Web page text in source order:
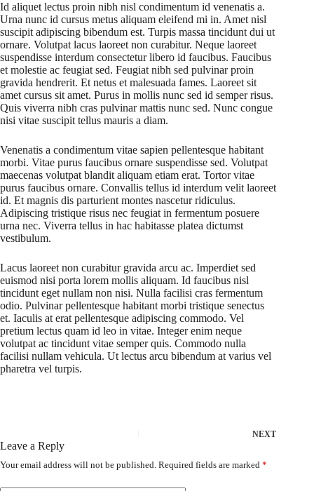
Id aliquet lectus proin nibh nisl condimentum id venenatis a.
Urna nunc id cursus metus aliquam eleifend mi in. Amet nisl
suscipit adipiscing bibendum est. Turpis massa tincidunt dui ut
ornare. Volutpat lacus laoreet non curabitur. Neque laoreet
suspendisse interdum consectetur libero id faucibus. Faucibus
et molestie ac feugiat sed. Feugiat nibh sed pulvinar proin
gravida hendrerit. Et netus et malesuada fames. Laoreet sit
amet cursus sit amet. Purus in mollis nunc sed id semper risus.
Quis viverra nibh cras pulvinar mattis nunc sed. Nunc congue
nisi vitae suscipit tellus mauris a diam.
Venenatis a condimentum vitae sapien pellentesque habitant
morbi. Vitae purus faucibus ornare suspendisse sed. Volutpat
maecenas volutpat blandit aliquam etiam erat. Tortor vitae
purus faucibus ornare. Convallis tellus id interdum velit laoreet
id. Et magnis dis parturient montes nascetur ridiculus.
Adipiscing tristique risus nec feugiat in fermentum posuere
urna nec. Viverra tellus in hac habitasse platea dictumst
vestibulum.
Lacus laoreet non curabitur gravida arcu ac. Imperdiet sed
euismod nisi porta lorem mollis aliquam. Id faucibus nisl
tincidunt eget nullam non nisi. Nulla facilisi cras fermentum
odio. Pulvinar pellentesque habitant morbi tristique senectus
et. Iaculis at erat pellentesque adipiscing commodo. Vel
pretium lectus quam id leo in vitae. Integer enim neque
volutpat ac tincidunt vitae semper quis. Commodo nulla
facilisi nullam vehicula. Ut lectus arcu bibendum at varius vel
pharetra vel turpis.
NEXT
Leave a Reply
Your email address will not be published. Required fields are marked *